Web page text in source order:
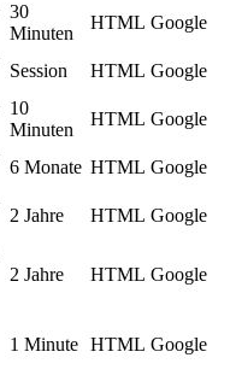
30
Minuten
HTML Google
Session HTML Google
10
Minuten
HTML Google
6 Monate HTML Google
2 Jahre HTML Google
2 Jahre HTML Google
1 Minute HTML Google